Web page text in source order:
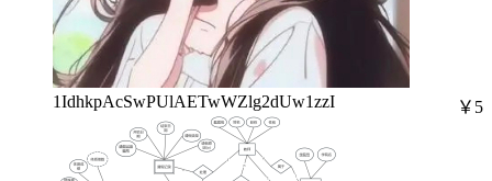
1IdhkpAcSwPUlAETwWZlg2dUw1zzI ￥5